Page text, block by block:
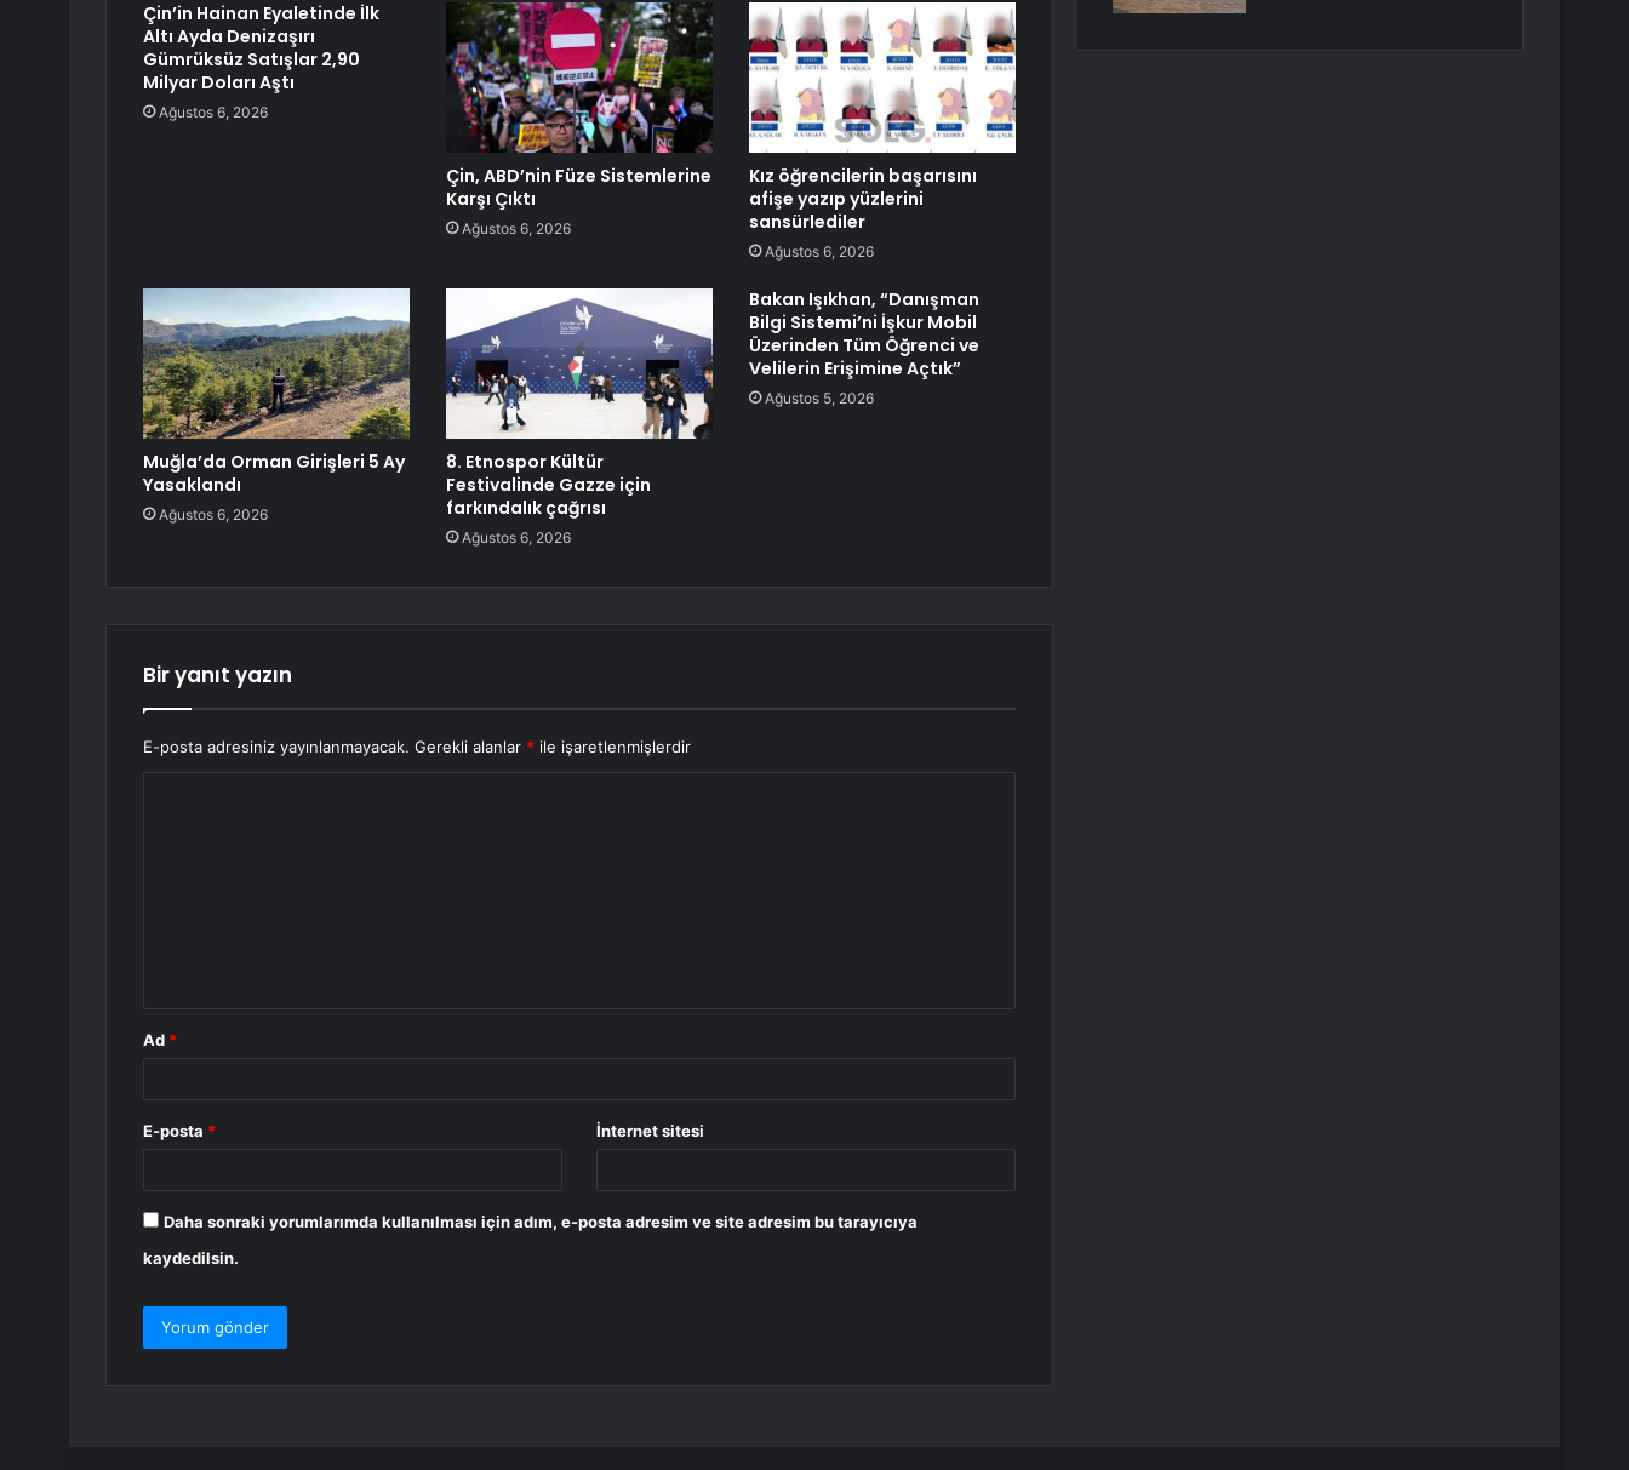
Çin’in Hainan Eyaletinde İlk
Altı Ayda Denizaşırı
Gümrüksüz Satışlar 2,90
Milyar Doları Aştı
Ağustos 6, 2026
Çin, ABD’nin Füze Sistemlerine
Karşı Çıktı
Ağustos 6, 2026
Kız öğrencilerin başarısını
afişe yazıp yüzlerini
sansürlediler
Ağustos 6, 2026
Muğla’da Orman Girişleri 5 Ay
Yasaklandı
Ağustos 6, 2026
8. Etnospor Kültür
Festivalinde Gazze için
farkındalık çağrısı
Ağustos 6, 2026
Bakan Işıkhan, “Danışman
Bilgi Sistemi’ni İşkur Mobil
Üzerinden Tüm Öğrenci ve
Velilerin Erişimine Açtık”
Ağustos 5, 2026
Bir yanıt yazın
E-posta adresiniz yayınlanmayacak. Gerekli alanlar * ile işaretlenmişlerdir
Ad *
E-posta * İnternet sitesi
Daha sonraki yorumlarımda kullanılması için adım, e-posta adresim ve site adresim bu tarayıcıya
kaydedilsin.